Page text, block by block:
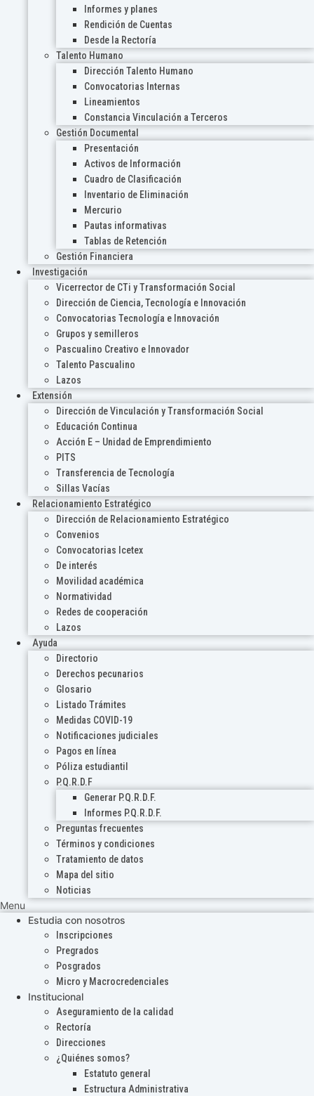
Informes y planes
Rendición de Cuentas
Desde la Rectoría
Talento Humano
Dirección Talento Humano
Convocatorias Internas
Lineamientos
Constancia Vinculación a Terceros
Gestión Documental
Presentación
Activos de Información
Cuadro de Clasificación
Inventario de Eliminación
Mercurio
Pautas informativas
Tablas de Retención
Gestión Financiera
Investigación
Vicerrector de CTi y Transformación Social
Dirección de Ciencia, Tecnología e Innovación
Convocatorias Tecnología e Innovación
Grupos y semilleros
Pascualino Creativo e Innovador
Talento Pascualino
Lazos
Extensión
Dirección de Vinculación y Transformación Social
Educación Continua
Acción E – Unidad de Emprendimiento
PITS
Transferencia de Tecnología
Sillas Vacías
Relacionamiento Estratégico
Dirección de Relacionamiento Estratégico
Convenios
Convocatorias Icetex
De interés
Movilidad académica
Normatividad
Redes de cooperación
Lazos
Ayuda
Directorio
Derechos pecunarios
Glosario
Listado Trámites
Medidas COVID-19
Notificaciones judiciales
Pagos en línea
Póliza estudiantil
P.Q.R.D.F
Generar P.Q.R.D.F.
Informes P.Q.R.D.F.
Preguntas frecuentes
Términos y condiciones
Tratamiento de datos
Mapa del sitio
Noticias
Menu
Estudia con nosotros
Inscripciones
Pregrados
Posgrados
Micro y Macrocredenciales
Institucional
Aseguramiento de la calidad
Rectoría
Direcciones
¿Quiénes somos?
Estatuto general
Estructura Administrativa